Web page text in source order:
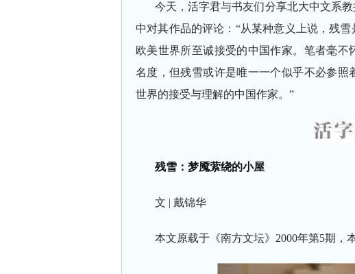
今天，活字君与书友们分享北大中文系
中对其作品的评论：“从某种意义上说，残
欧美世界所至诚接受的中国作家。笔者毫
名度，但残雪或许是唯一一个似乎不必参
世界的接受与理解的中国作家。”
残雪： 梦魇萦绕的小屋
文 | 戴锦华
本文原载于《南方文坛》2000年第5期，